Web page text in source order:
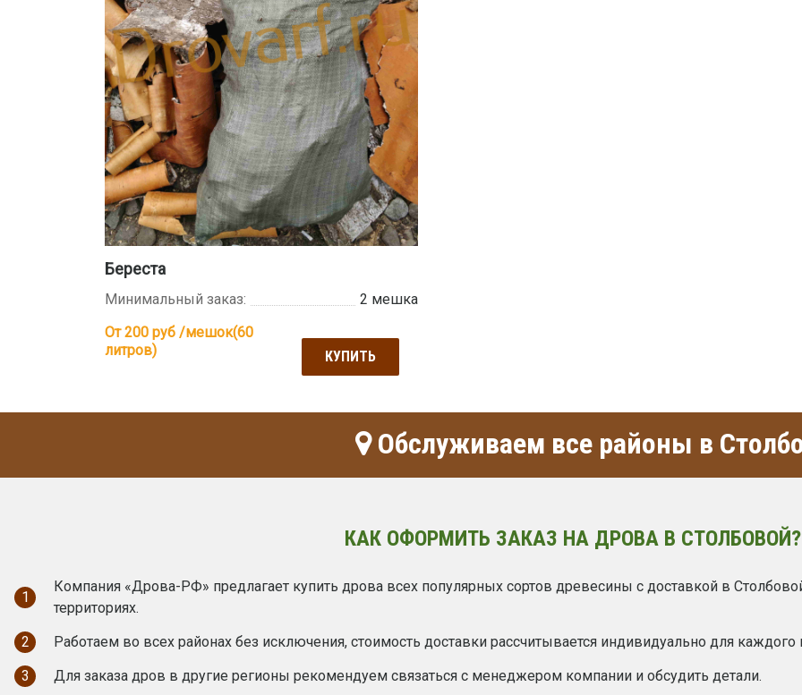
Береста
Минимальный заказ:
2 мешка
От 200 руб /мешок(60
литров)
КУПИТЬ
Обслуживаем все районы в
КАК ОФОРМИТЬ ЗАКАЗ НА ДРОВА В СТОЛБОВОЙ?
1
Компания «Дрова-РФ» предлагает купить дрова всех популярных сортов древесины с доставкой в
территориях.
2
Работаем во всех районах без исключения, стоимость доставки рассчитывается индивидуально для каждого
3
Для заказа дров в другие регионы рекомендуем связаться с менеджером компании и обсудить детали.